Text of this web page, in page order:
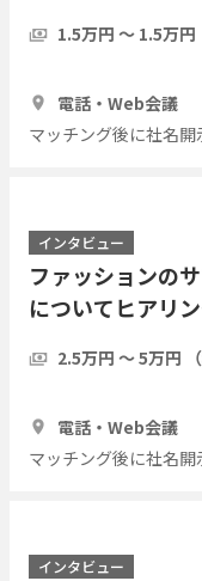
グしたい
1.5万円 〜 1.5万円
電話・Web会議
マッチング後に社名開
インタビュー
ファッションの
についてヒアリ
2.5万円 〜 5万円 （
電話・Web会議
マッチング後に社名開
インタビュー